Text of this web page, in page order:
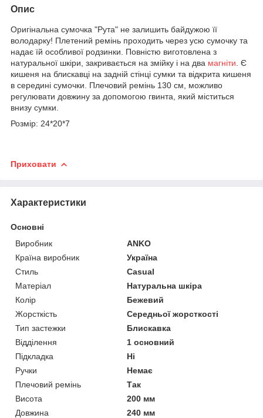
Опис
Оригінальна сумочка "Рута" не залишить байдужою її
володарку! Плетений ремінь проходить через усю сумочку та
надає їй особливої родзинки. Повністю виготовлена з
натуральної шкіри, закривається на змійку і на два магніти . Є
кишеня на блискавці на задній стінці сумки та відкрита кишеня
в середині сумочки. Плечовий ремінь 130 см, можливо
регулювати довжину за допомогою гвинта, який міститься
внизу сумки.
Розмір: 24*20*7
Приховати
Характеристики
Основні
Виробник
ANKO
Країна виробник
Україна
Стиль
Casual
Матеріал
Натуральна шкіра
Колір
Бежевий
Жорсткість
Середньої жорсткості
Тип застежки
Блискавка
Відділення
1 основний
Підкладка
Ні
Ручки
Немає
Плечовий ремінь
Так
Висота
200 мм
Довжина
240 мм